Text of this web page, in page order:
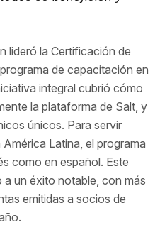
lideró la Certificación de
de capacitación en
integral cubrió cómo
la plataforma de Salt, y
únicos. Para servir
Latina, el programa
como en español. Este
un éxito notable, con más
emitidas a socios de